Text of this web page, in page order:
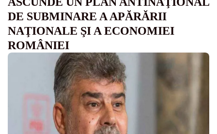
DE SUBMINARE A APĂRĂRII
NAŢIONALE ŞI A ECONOMIEI
ROMÂNIEI